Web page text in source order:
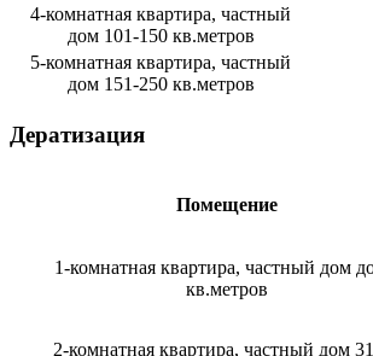
4-комнатная квартира, частный
дом 101-150 кв.метров
5-комнатная квартира, частный
дом 151-250 кв.метров
Дератизация
Помещение
1-комнатная квартира, частный дом
кв.метров
2-комнатная квартира, частный дом